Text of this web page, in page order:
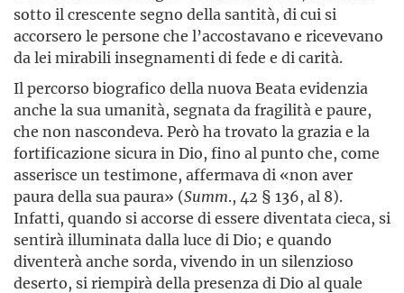
sotto il crescente segno della santità, di cui si
accorsero le persone che l’accostavano e ricevevano
da lei mirabili insegnamenti di fede e di carità.
Il percorso biografico della nuova Beata evidenzia
anche la sua umanità, segnata da fragilità e paure,
che non nascondeva. Però ha trovato la grazia e la
fortificazione sicura in Dio, fino al punto che, come
asserisce un testimone, affermava di «non aver
paura della sua paura» (Summ., 42 § 136, al 8).
Infatti, quando si accorse di essere diventata cieca, si
sentirà illuminata dalla luce di Dio; e quando
diventerà anche sorda, vivendo in un silenzioso
deserto, si riempirà della presenza di Dio al quale